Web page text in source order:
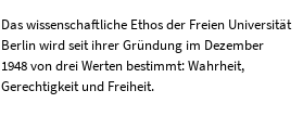
Das wissenschaftliche Ethos der Freien Universität
Berlin wird seit ihrer Gründung im Dezember
1948 von drei Werten bestimmt: Wahrheit,
Gerechtigkeit und Freiheit.